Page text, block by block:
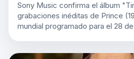
Sony Music confirma el álbum
grabaciones inéditas de Prince
mundial programado para el 28